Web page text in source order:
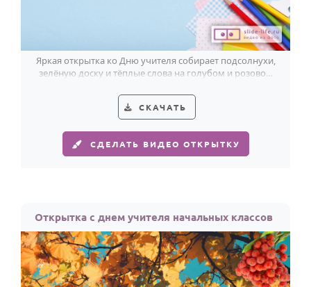
Яркая открытка ко Дню учителя собирает подсолнухи,
зелёную доску и тёплые слова на голубом и розовом
СКАЧАТЬ
СДЕЛАТЬ ВИДЕО ОТКРЫТКУ
Открытка с днем учителя начальных классов